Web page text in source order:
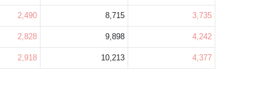
2,490 8,715 3,735
2,828 9,898 4,242
2,918 10,213 4,377